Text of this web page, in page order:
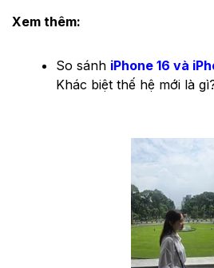
Xem thêm:
So sánh iPhone 16 và
Khác biệt thế hệ mới là